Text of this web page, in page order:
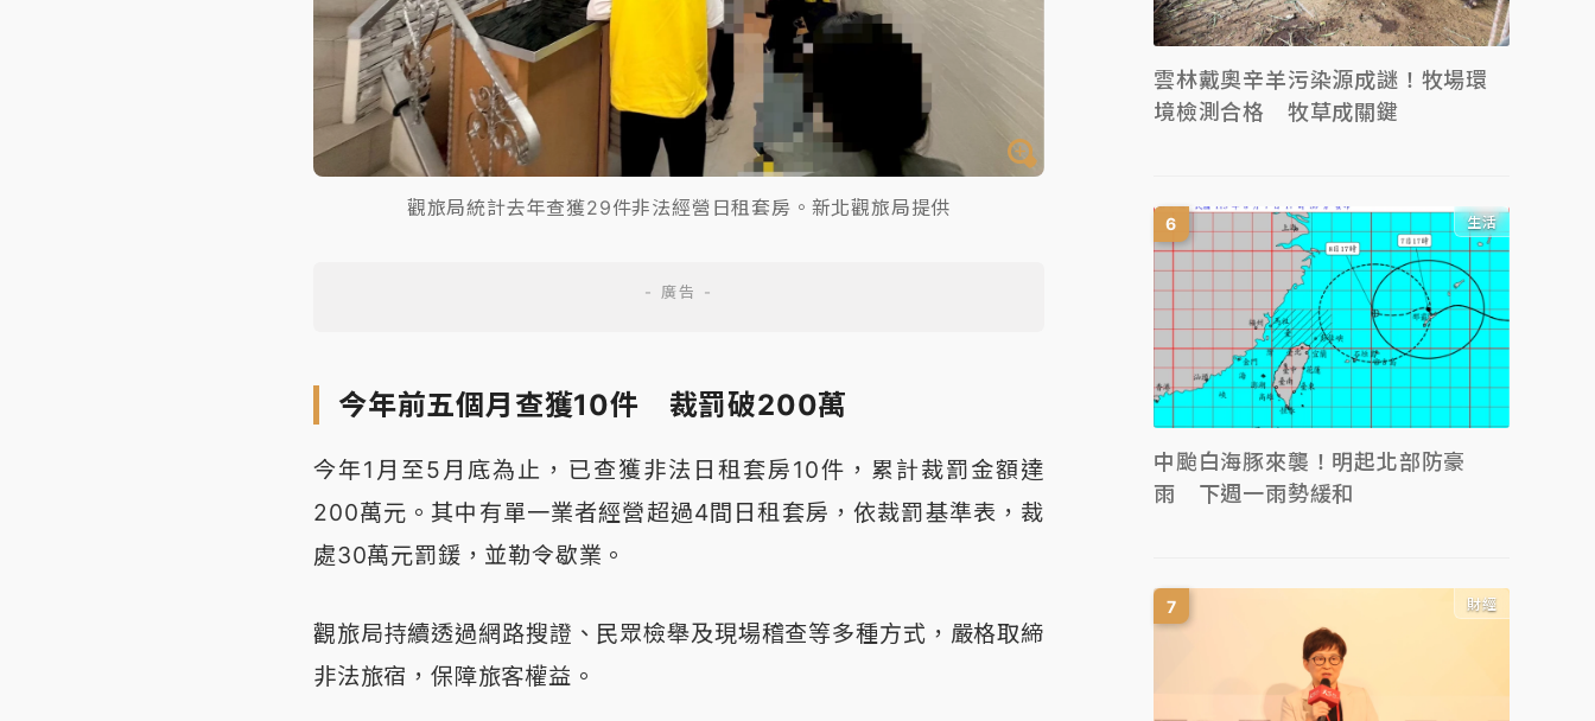
觀旅局統計去年查獲29件非法經營日租套房。新北觀旅局提供
今年前五個月查獲10件 裁罰破200萬
今年1月至5月底為止，已查獲非法日租套房10件，累計裁罰金額達
200萬元。其中有單一業者經營超過4間日租套房，依裁罰基準表，裁
處30萬元罰鍰，並勒令歇業。
觀旅局持續透過網路搜證、民眾檢舉及現場稽查等多種方式，嚴格取締
非法旅宿，保障旅客權益。
雲林戴奧辛羊污染源成謎！牧場環
境檢測合格 牧草成關鍵
生活
中颱白海豚來襲！明起北部防豪
雨 下週一雨勢緩和
財經